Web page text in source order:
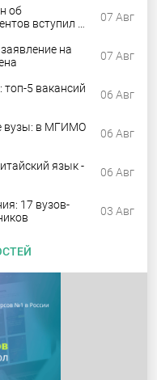
об
вступил в
07 Авг
на
07 Авг
5 вакансий
06 Авг
вузы: в МГИМО
06 Авг
язык -
06 Авг
17 вузов-
03 Авг